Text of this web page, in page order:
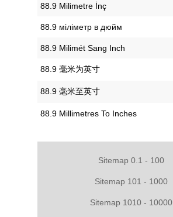
‎88.9 Milimetre İnç
‎88.9 міліметр в дюйм
‎88.9 Milimét Sang Inch
‎88.9 毫米为英寸
‎88.9 毫米至英寸
‎88.9 Millimetres To Inches
Sitemap 0.1 - 100
Sitemap 101 - 1000
Sitemap 1010 - 10000